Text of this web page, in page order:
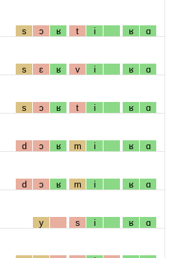
s ɔ ʁ t i ʁ ɑ
s ɛ ʁ v i ʁ ɑ
s ɔ ʁ t i ʁ ɑ
d ɔ ʁ m i ʁ ɑ
d ɔ ʁ m i ʁ ɑ
y s i ʁ ɑ